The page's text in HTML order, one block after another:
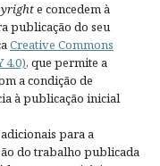
e concedem à
publicação do seu
Creative Commons
4.0), que permite a
a condição de
à publicação inicial
para a
do trabalho publicada